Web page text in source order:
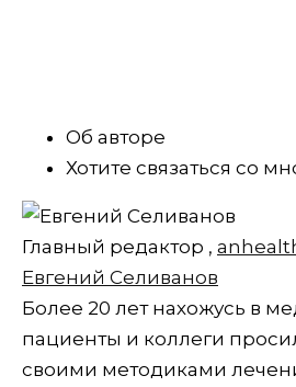
Об авторе
Хотите связаться со
Главный редактор ,
Евгений Селиванов
Более 20 лет нахожусь в
пациенты и коллеги
своими методиками